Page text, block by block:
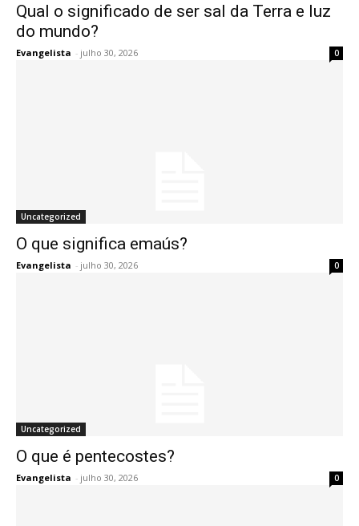
Qual o significado de ser sal da Terra e luz
do mundo?
Evangelista - julho 30, 2026 0
Uncategorized
O que significa emaús?
Evangelista - julho 30, 2026 0
Uncategorized
O que é pentecostes?
Evangelista - julho 30, 2026 0